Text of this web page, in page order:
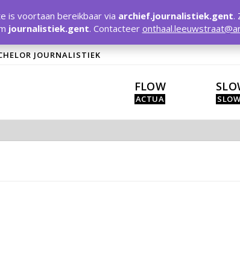
JOURNALISTIEK
FLOW
voortaan bereikbaar via archief.journalistiek.gent.
journalistiek.gent. Contacteer